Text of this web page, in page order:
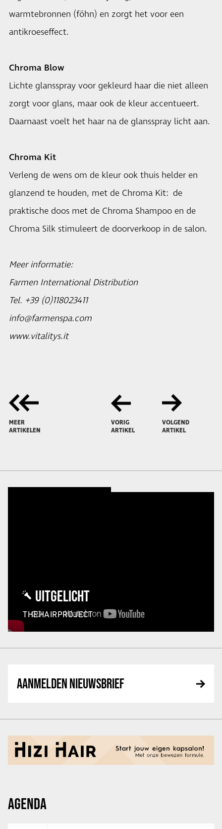
warmtebronnen (föhn) en zorgt het voor een
antikroeseffect.
Chroma Blow
Lichte glansspray voor gekleurd haar die niet alleen
zorgt voor glans, maar ook de kleur accentueert.
Daarnaast voelt het haar na de glansspray licht aan.
Chroma Kit
Verleng de wens om de kleur ook thuis helder en
glanzend te houden, met de Chroma Kit: de
praktische doos met de Chroma Shampoo en de
Chroma Silk stimuleert de doorverkoop in de salon.
Meer informatie:
Farmen International Distribution
Tel. +39 (0)118023411
info@farmenspa.com
www.vitalitys.it
MEER
ARTIKELEN
VORIG
ARTIKEL
VOLGEND
ARTIKEL
UITGELICHT
THEHAIRPROJECT
AANMELDEN NIEUWSBRIEF
AGENDA